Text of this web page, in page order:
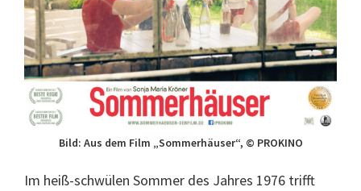
Bild: Aus dem Film „Sommerhäuser“, © PROKINO
Im heiß-schwülen Sommer des Jahres 1976 trifft